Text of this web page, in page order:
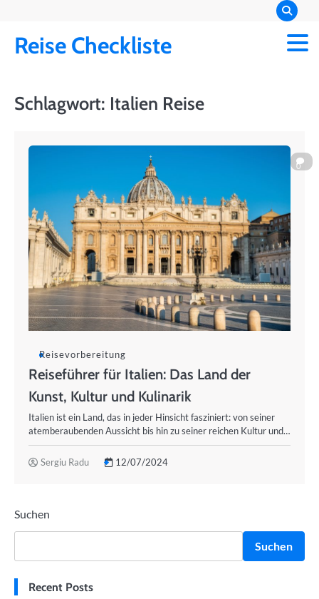
content
Reise Checkliste
Schlagwort: Italien Reise
0
Reisevorbereitung
Reiseführer für Italien: Das Land der
Kunst, Kultur und Kulinarik
Italien ist ein Land, das in jeder Hinsicht fasziniert: von seiner
atemberaubenden Aussicht bis hin zu seiner reichen Kultur und…
Sergiu Radu 12/07/2024
Suchen
Suchen
Recent Posts